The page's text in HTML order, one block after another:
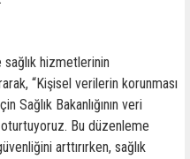
sağlık hizmetlerinin
“Kişisel verilerin korunması
Sağlık Bakanlığının veri
Bu düzenleme
arttırırken, sağlık